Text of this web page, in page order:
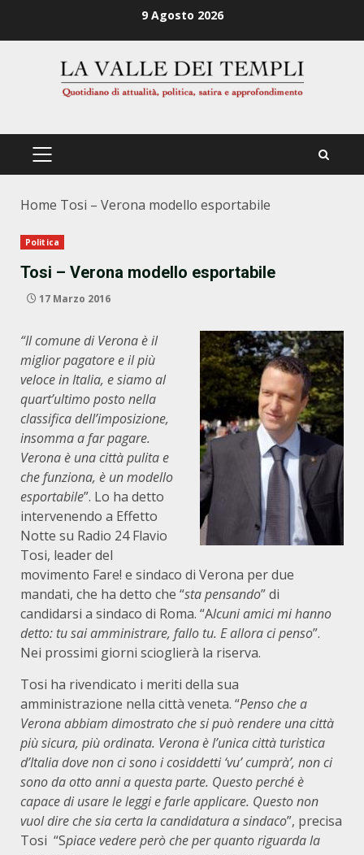
9 Agosto 2026
PRIMÄRES
Home Tosi – Verona modello esportabile
Politica
Tosi – Verona modello esportabile
17 Marzo 2016
“Il comune di Verona è il
miglior pagatore e il più
veloce in Italia, e siamo al
quart’ultimo posto nella
classifica dell’imposizione,
insomma a far pagare.
Verona è una città pulita e
che funziona, è un modello
esportabile”. Lo ha detto
intervenendo a Effetto
Notte su Radio 24 Flavio
Tosi, leader del
movimento Fare! e sindaco di Verona per due
mandati, che ha detto che “sta pensando” di
candidarsi a sindaco di Roma. “Alcuni amici mi hanno
detto: tu sai amministrare, fallo tu. E allora ci penso”.
Nei prossimi giorni scioglierà la riserva.
Tosi ha rivendicato i meriti della sua
amministrazione nella città veneta. “Penso che a
Verona abbiam dimostrato che si può rendere una città
più sicura, più ordinata. Verona è l’unica città turistica
d’Italia dove non ci sono i cosiddetti ‘vu’ cumprà’, non ci
sono da otto anni a questa parte. Questo perché è
capace di usare le leggi e farle applicare. Questo non
vuol dire che sia certa la candidatura a sindaco”, precisa
Tosi “Spiace vedere però che per quanto riguarda la